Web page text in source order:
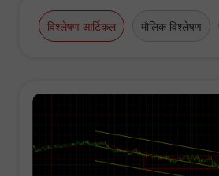
विश्लेषण आर्टिकल मौलिक विश्लेषण